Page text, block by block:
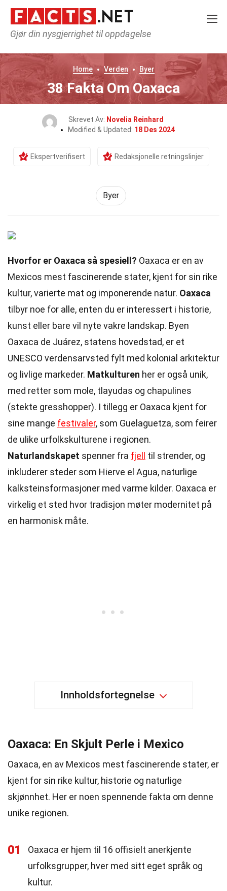
Gjør din nysgjerrighet til oppdagelse
Home Verden Byer
38 Fakta Om Oaxaca
Skrevet Av: Novelia Reinhard
Modified & Updated: 18 Des 2024
Ekspertverifisert Redaksjonelle retningslinjer
Byer
Hvorfor er Oaxaca så spesiell? Oaxaca er en av
Mexicos mest fascinerende stater, kjent for sin rike
kultur, varierte mat og imponerende natur. Oaxaca
tilbyr noe for alle, enten du er interessert i historie,
kunst eller bare vil nyte vakre landskap. Byen
Oaxaca de Juárez, statens hovedstad, er et
UNESCO verdensarvsted fylt med kolonial arkitektur
og livlige markeder. Matkulturen her er også unik,
med retter som mole, tlayudas og chapulines
(stekte gresshopper). I tillegg er Oaxaca kjent for
sine mange festivaler, som Guelaguetza, som feirer
de ulike urfolkskulturene i regionen.
Naturlandskapet spenner fra fjell
til strender, og
inkluderer steder som Hierve el Agua, naturlige
kalksteinsformasjoner med varme kilder. Oaxaca er
virkelig et sted hvor tradisjon møter modernitet på
en harmonisk måte.
Innholdsfortegnelse
Oaxaca: En Skjult Perle i Mexico
Oaxaca, en av Mexicos mest fascinerende stater, er
kjent for sin rike kultur, historie og naturlige
skjønnhet. Her er noen spennende fakta om denne
unike regionen.
01
Oaxaca er hjem til 16 offisielt anerkjente
urfolksgrupper, hver med sitt eget språk og
kultur.